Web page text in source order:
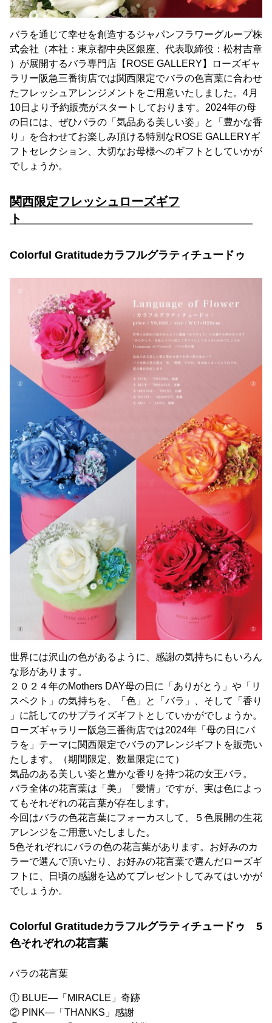
バラを通じて幸せを創造するジャパンフラワーグループ株
式会社（本社：東京都中央区銀座、代表取締役：松村吉章
）が展開するバラ専門店【ROSE GALLERY】ローズギャ
ラリー阪急三番街店では関西限定でバラの色言葉に合わせ
たフレッシュアレンジメントをご用意いたしました。4月
10日より予約販売がスタートしております。2024年の母
の日には、ぜひバラの「気品ある美しい姿」と「豊かな香
り」を合わせてお楽しみ頂ける特別なROSE GALLERYギ
フトセレクション、大切なお母様へのギフトとしていかが
でしょうか。
関西限定フレッシュローズギフ
ト
Colorful Gratitudeカラフルグラティチュードゥ
世界には沢山の色があるように、感謝の気持ちにもいろん
な形があります。
２０２４年のMothers DAY母の日に「ありがとう」や「リ
スペクト」の気持ちを、「色」と「バラ」、そして「香り
」に託してのサプライズギフトとしていかがでしょうか。
ローズギャラリー阪急三番街店では2024年「母の日にバ
ラを」テーマに関西限定でバラのアレンジギフトを販売い
たします。（期間限定、数量限定にて）
気品のある美しい姿と豊かな香りを持つ花の女王バラ。
バラ全体の花言葉は「美」「愛情」ですが、実は色によっ
てもそれぞれの花言葉が存在します。
今回はバラの色花言葉にフォーカスして、５色展開の生花
アレンジをご用意いたしました。
5色それぞれにバラの色の花言葉があります。お好みのカ
ラーで選んで頂いたり、お好みの花言葉で選んだローズギ
フトに、日頃の感謝を込めてプレゼントしてみてはいかが
でしょうか。
Colorful Gratitudeカラフルグラティチュードゥ 5
色それぞれの花言葉
バラの花言葉
① BLUE―「MIRACLE」奇跡
② PINK―「THANKS」感謝